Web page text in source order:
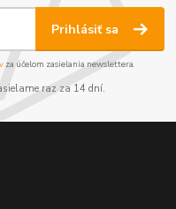
Prihlásiť sa
za účelom zasielania newslettera.
raz za 14 dní.